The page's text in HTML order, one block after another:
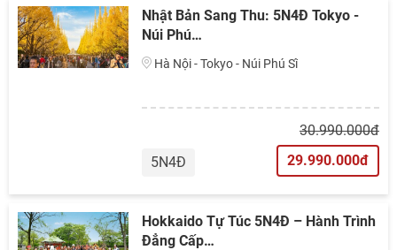
Nhật Bản Sang Thu: 5N4Đ Tokyo -
Núi Phú…
Hà Nội - Tokyo - Núi Phú Sĩ
5N4Đ
30.990.000đ
29.990.000đ
Hokkaido Tự Túc 5N4Đ – Hành Trình
Đẳng Cấp…